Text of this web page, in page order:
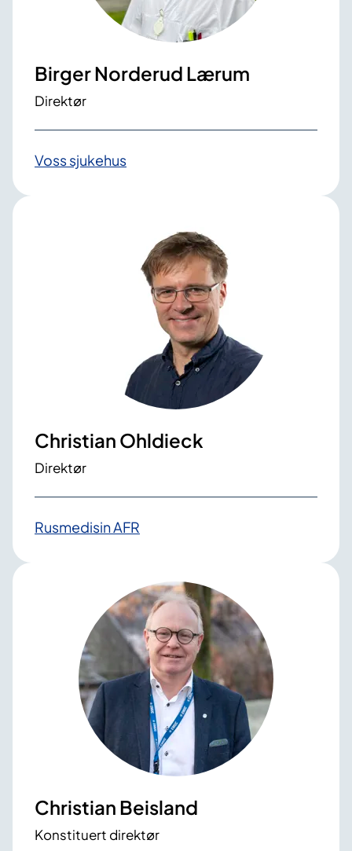
Birger Norderud Lærum
Direktør
Voss sjukehus
Christian Ohldieck
Direktør
Rusmedisin AFR
Christian Beisland
Konstituert direktør